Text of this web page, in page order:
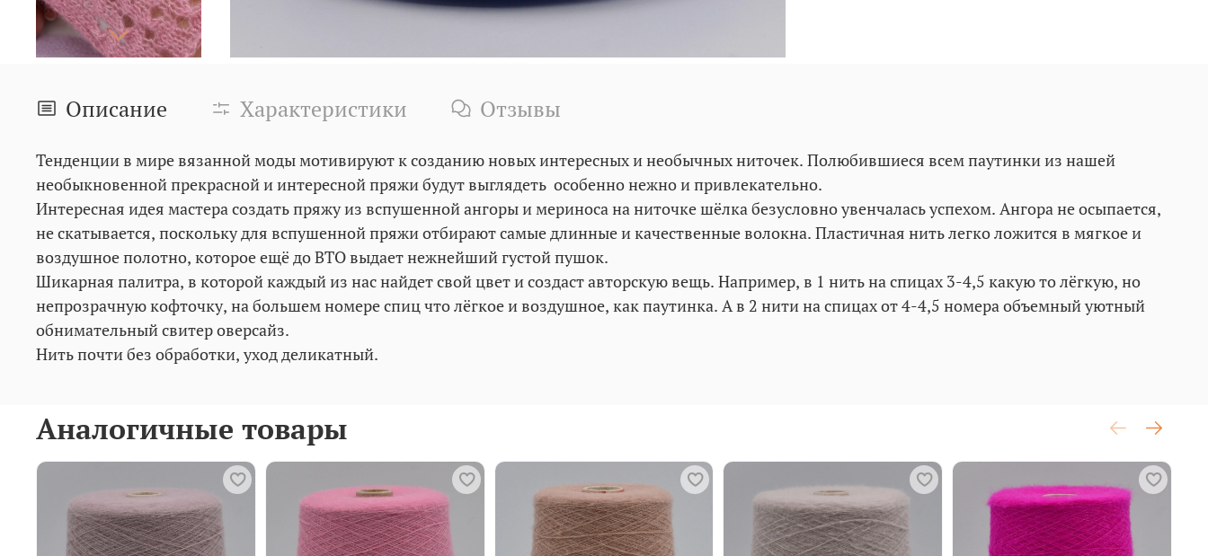
Описание Характеристики Отзывы
Тенденции в мире вязанной моды мотивируют к созданию новых интересных и необычных ниточек. Полюбившиеся всем паутинки из нашей
необыкновенной прекрасной и интересной пряжи будут выглядеть особенно нежно и привлекательно.
Интересная идея мастера создать пряжу из вспушенной ангоры и мериноса на ниточке шёлка безусловно увенчалась успехом. Ангора не осыпается,
не скатывается, поскольку для вспушенной пряжи отбирают самые длинные и качественные волокна. Пластичная нить легко ложится в мягкое и
воздушное полотно, которое ещё до ВТО выдает нежнейший густой пушок.
Шикарная палитра, в которой каждый из нас найдет свой цвет и создаст авторскую вещь. Например, в 1 нить на спицах 3-4,5 какую то лёгкую, но
непрозрачную кофточку, на большем номере спиц что лёгкое и воздушное, как паутинка. А в 2 нити на спицах от 4-4,5 номера объемный уютный
обнимательный свитер оверсайз.
Нить почти без обработки, уход деликатный.
Аналогичные товары